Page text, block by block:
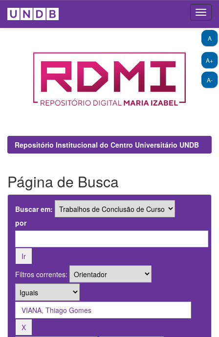
A+
A-
A
Repositório Institucional do Centro Universitário UNDB
Página de Busca
Buscar em:
por
Filtros correntes: